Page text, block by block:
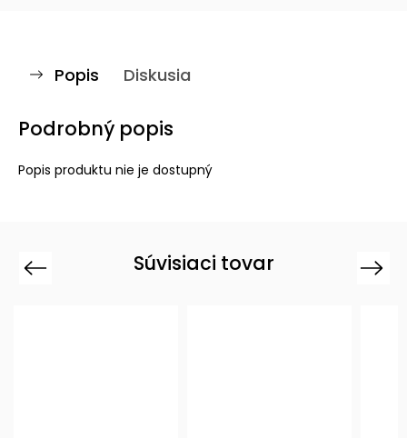
Popis Diskusia
Podrobný popis
Popis produktu nie je dostupný
Súvisiaci tovar
Previous Next